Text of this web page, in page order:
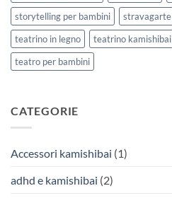
storytelling per bambini
stravagarte
teatrino in legno
teatrino kamishibai
teatro per bambini
CATEGORIE
Accessori kamishibai (1)
adhd e kamishibai (2)